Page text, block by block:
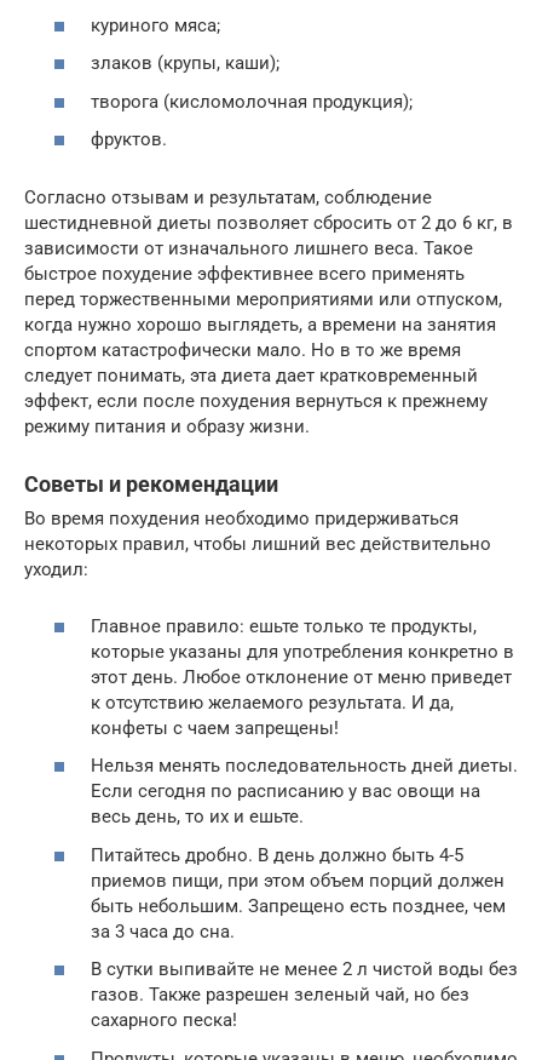
куриного мяса;
злаков (крупы, каши);
творога (кисломолочная продукция);
фруктов.
Согласно отзывам и результатам, соблюдение
шестидневной диеты позволяет сбросить от 2 до 6 кг, в
зависимости от изначального лишнего веса. Такое
быстрое похудение эффективнее всего применять
перед торжественными мероприятиями или отпуском,
когда нужно хорошо выглядеть, а времени на занятия
спортом катастрофически мало. Но в то же время
следует понимать, эта диета дает кратковременный
эффект, если после похудения вернуться к прежнему
режиму питания и образу жизни.
Советы и рекомендации
Во время похудения необходимо придерживаться
некоторых правил, чтобы лишний вес действительно
уходил:
Главное правило: ешьте только те продукты,
которые указаны для употребления конкретно в
этот день. Любое отклонение от меню приведет
к отсутствию желаемого результата. И да,
конфеты с чаем запрещены!
Нельзя менять последовательность дней диеты.
Если сегодня по расписанию у вас овощи на
весь день, то их и ешьте.
Питайтесь дробно. В день должно быть 4-5
приемов пищи, при этом объем порций должен
быть небольшим. Запрещено есть позднее, чем
за 3 часа до сна.
В сутки выпивайте не менее 2 л чистой воды без
газов. Также разрешен зеленый чай, но без
сахарного песка!